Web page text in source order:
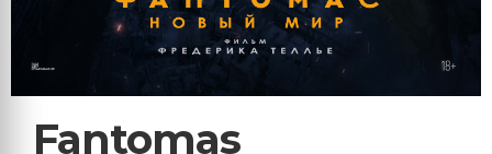
Fantomas